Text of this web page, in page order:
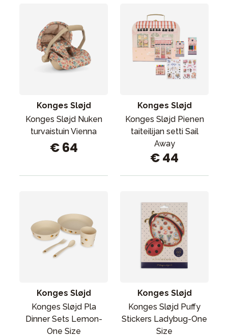
Konges Sløjd
Konges Sløjd Nuken
turvaistuin Vienna
€ 64
Konges Sløjd
Konges Sløjd Pienen
taiteilijan setti Sail
Away
€ 44
Konges Sløjd
Konges Sløjd Pla
Dinner Sets Lemon-
One Size
Konges Sløjd
Konges Sløjd Puffy
Stickers Ladybug-One
Size